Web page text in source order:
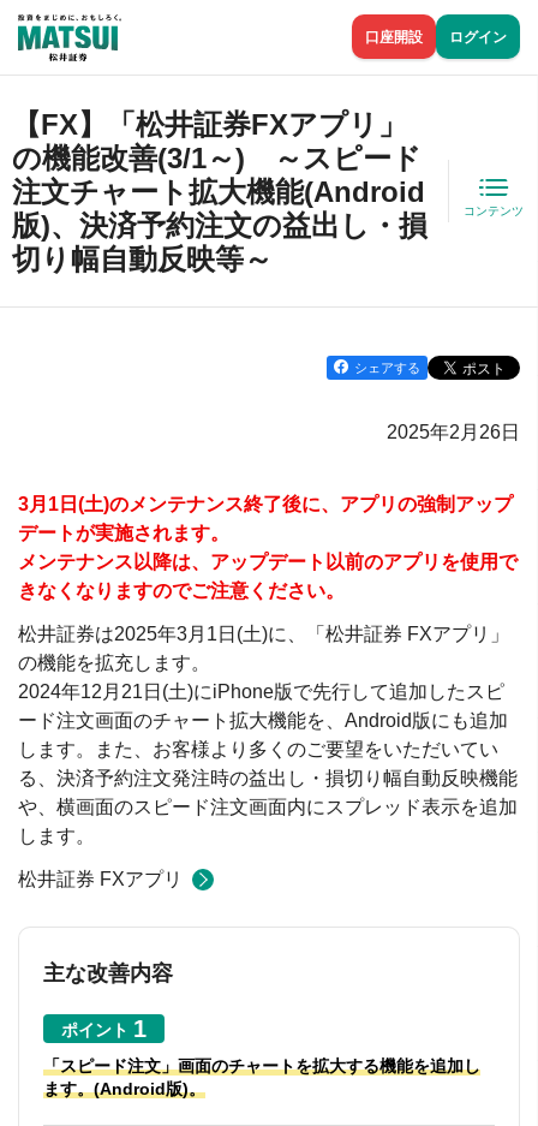
口座開設 ログイン
【FX】「松井証券FXアプリ」
の機能改善(3/1～) ～スピード
注文チャート拡大機能(Android
版)、決済予約注文の益出し・損
切り幅自動反映等～
コンテンツ
シェアする
2025年2月26日
3月1日(土)のメンテナンス終了後に、アプリの強制アップ
デートが実施されます。
メンテナンス以降は、アップデート以前のアプリを使用で
きなくなりますのでご注意ください。
松井証券は2025年3月1日(土)に、「松井証券 FXアプリ」
の機能を拡充します。
2024年12月21日(土)にiPhone版で先行して追加したスピ
ード注文画面のチャート拡大機能を、Android版にも追加
します。また、お客様より多くのご要望をいただいてい
る、決済予約注文発注時の益出し・損切り幅自動反映機能
や、横画面のスピード注文画面内にスプレッド表示を追加
します。
松井証券 FXアプリ
主な改善内容
ポイント
「スピード注文」画面のチャートを拡大する機能を追加し
ます。(Android版)。